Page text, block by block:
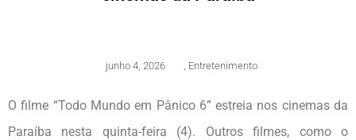
junho 4, 2026 Entretenimento
O filme “Todo Mundo em Pânico 6” estreia nos cinemas da
Paraíba nesta quinta-feira (4). Outros filmes, como o